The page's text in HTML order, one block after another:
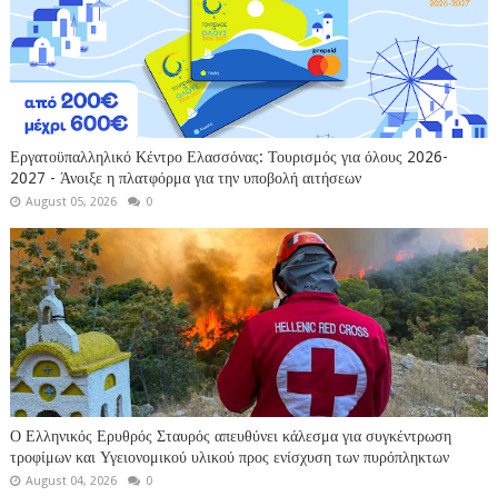
Εργατοϋπαλληλικό Κέντρο Ελασσόνας: Τουρισμός για όλους 2026-
2027 - Άνοιξε η πλατφόρμα για την υποβολή αιτήσεων
August 05, 2026 0
Ο Ελληνικός Ερυθρός Σταυρός απευθύνει κάλεσμα για συγκέντρωση
τροφίμων και Υγειονομικού υλικού προς ενίσχυση των πυρόπληκτων
August 04, 2026 0